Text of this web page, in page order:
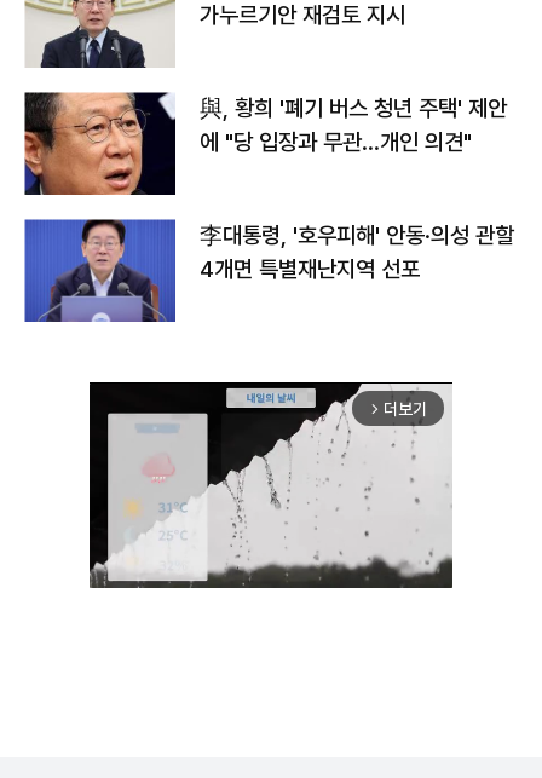
가누르기안 재검토 지시
與, 황희 '폐기 버스 청년 주택' 제안
에 "당 입장과 무관…개인 의견"
李대통령, '호우피해' 안동·의성 관할
4개면 특별재난지역 선포
arrow_forward_ios 더보기